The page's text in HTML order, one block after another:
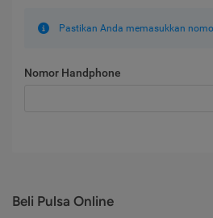
Pastikan Anda memasukkan
Nomor Handphone
Beli Pulsa Online